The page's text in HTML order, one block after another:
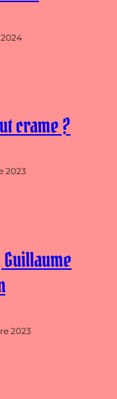
crame ?
2023
2023